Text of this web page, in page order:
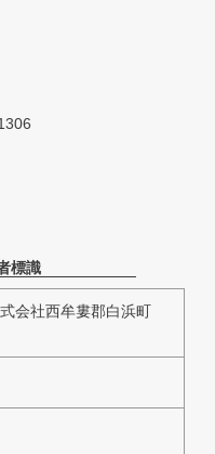
標識
会社西牟婁郡白浜町